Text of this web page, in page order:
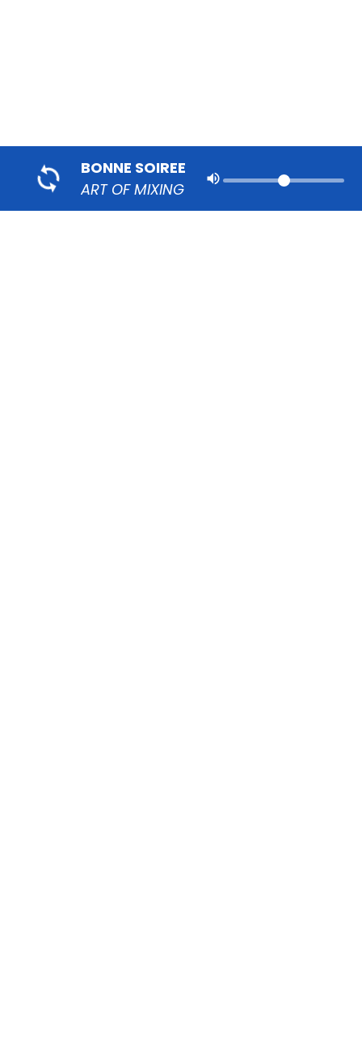
BONNE SOIREE
ART OF MIXING
volume_up